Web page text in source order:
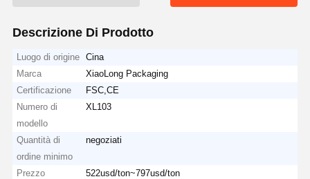
Descrizione Di Prodotto
Luogo di origine
Cina
Marca
XiaoLong Packaging
Certificazione
FSC,CE
Numero di
modello
XL103
Quantità di
ordine minimo
negoziati
Prezzo
522usd/ton~797usd/ton